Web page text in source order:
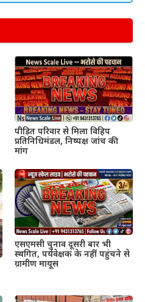
पीड़ित परिवार से मिला विहिप
प्रतिनिधिमंडल, निष्पक्ष जांच की
मांग
एसएमसी चुनाव दूसरी बार भी
स्थगित, पर्यवेक्षक के नहीं पहुंचने से
ग्रामीण मायूस